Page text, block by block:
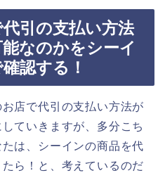
引の支払い方法
なのかをシーイ
認する！
店で代引の支払い方法が
ていきますが、多分こち
は、シーインの商品を代
ら！と、考えているのだ